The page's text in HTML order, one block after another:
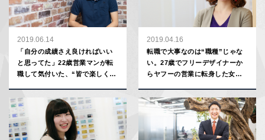
2019.06.14
「自分の成績さえ良ければいい
と思ってた」22歳営業マンが転
職して気付いた、“皆で楽しく働
2019.04.16
転職で大事なのは“職種”じゃな
い。27歳でフリーデザイナーか
らヤフーの営業に転身した女性